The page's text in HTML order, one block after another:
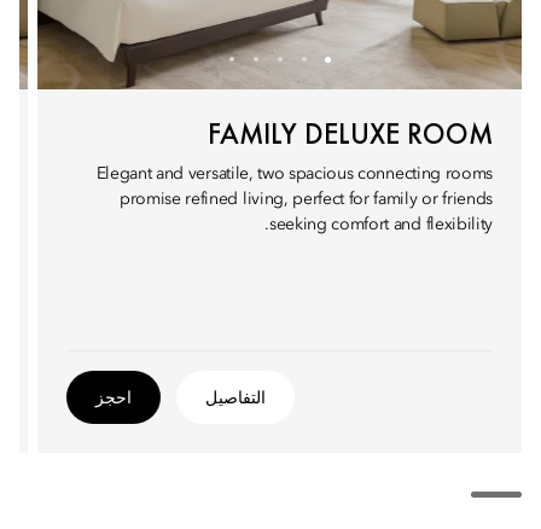
FAMILY DELUXE ROOM
Elegant and versatile, two spacious connecting rooms
promise refined living, perfect for family or friends
seeking comfort and flexibility.
التفاصيل احجز